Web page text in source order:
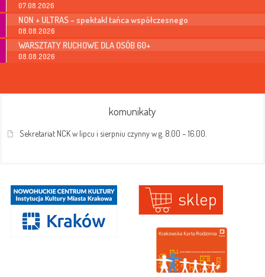
07.08.2026
NON + ULTRAS – spektakl tańca współczesnego
08.08.2026
WARSZTATY RUCHOWE DLA OSÓB 60+
08.08.2026
komunikaty
Sekretariat NCK w lipcu i sierpniu czynny w g. 8.00 – 16.00.